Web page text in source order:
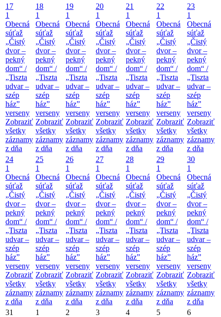
17
1
Obecná
súťaž
„Čistý
dvor –
pekný
dom“ /
„Tiszta
udvar –
szép
ház”
verseny
Zobraziť
všetky
záznamy
z dňa
18
1
Obecná
súťaž
„Čistý
dvor –
pekný
dom“ /
„Tiszta
udvar –
szép
ház”
verseny
Zobraziť
všetky
záznamy
z dňa
19
1
Obecná
súťaž
„Čistý
dvor –
pekný
dom“ /
„Tiszta
udvar –
szép
ház”
verseny
Zobraziť
všetky
záznamy
z dňa
20
1
Obecná
súťaž
„Čistý
dvor –
pekný
dom“ /
„Tiszta
udvar –
szép
ház”
verseny
Zobraziť
všetky
záznamy
z dňa
21
1
Obecná
súťaž
„Čistý
dvor –
pekný
dom“ /
„Tiszta
udvar –
szép
ház”
verseny
Zobraziť
všetky
záznamy
z dňa
22
1
Obecná
súťaž
„Čistý
dvor –
pekný
dom“ /
„Tiszta
udvar –
szép
ház”
verseny
Zobraziť
všetky
záznamy
z dňa
23
1
Obecná
súťaž
„Čistý
dvor –
pekný
dom“ /
„Tiszta
udvar –
szép
ház”
verseny
Zobraziť
všetky
záznamy
z dňa
24
1
Obecná
súťaž
„Čistý
dvor –
pekný
dom“ /
„Tiszta
udvar –
szép
ház”
verseny
Zobraziť
všetky
záznamy
z dňa
25
1
Obecná
súťaž
„Čistý
dvor –
pekný
dom“ /
„Tiszta
udvar –
szép
ház”
verseny
Zobraziť
všetky
záznamy
z dňa
26
1
Obecná
súťaž
„Čistý
dvor –
pekný
dom“ /
„Tiszta
udvar –
szép
ház”
verseny
Zobraziť
všetky
záznamy
z dňa
27
1
Obecná
súťaž
„Čistý
dvor –
pekný
dom“ /
„Tiszta
udvar –
szép
ház”
verseny
Zobraziť
všetky
záznamy
z dňa
28
1
Obecná
súťaž
„Čistý
dvor –
pekný
dom“ /
„Tiszta
udvar –
szép
ház”
verseny
Zobraziť
všetky
záznamy
z dňa
29
1
Obecná
súťaž
„Čistý
dvor –
pekný
dom“ /
„Tiszta
udvar –
szép
ház”
verseny
Zobraziť
všetky
záznamy
z dňa
30
1
Obecná
súťaž
„Čistý
dvor –
pekný
dom“ /
„Tiszta
udvar –
szép
ház”
verseny
Zobraziť
všetky
záznamy
z dňa
31
1 2 3 4 5 6